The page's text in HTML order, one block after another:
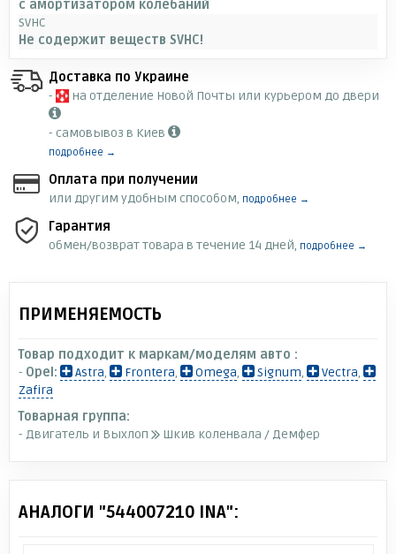
с амортизатором колебаний
SVHC
Не содержит веществ SVHC!
Доставка по Украине
-
на отделение Новой Почты или курьером до двери
- самовывоз в Киев
подробнее →
Оплата при получении
или другим удобным способом, подробнее →
Гарантия
обмен/возврат товара в течение 14 дней, подробнее →
ПРИМЕНЯЕМОСТЬ
Товар подходит к маркам/моделям авто :
- Opel: Astra, Frontera, Omega, Signum, Vectra,
Zafira
Товарная группа:
- Двигатель и Выхлоп
Шкив коленвала / Демфер
АНАЛОГИ "544007210 INA":